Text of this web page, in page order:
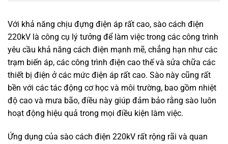
Với khả năng chịu đựng điện áp rất cao, sào cách điện
220kV là công cụ lý tưởng để làm việc trong các công trình
yêu cầu khả năng cách điện mạnh mẽ, chẳng hạn như các
trạm biến áp, các công trình điện cao thế và sửa chữa các
thiết bị điện ở các mức điện áp rất cao. Sào này cũng rất
bền với các tác động cơ học và môi trường, bao gồm nhiệt
độ cao và mưa bão, điều này giúp đảm bảo rằng sào luôn
hoạt động hiệu quả trong mọi điều kiện làm việc.
Ứng dụng của sào cách điện 220kV rất rộng rãi và quan